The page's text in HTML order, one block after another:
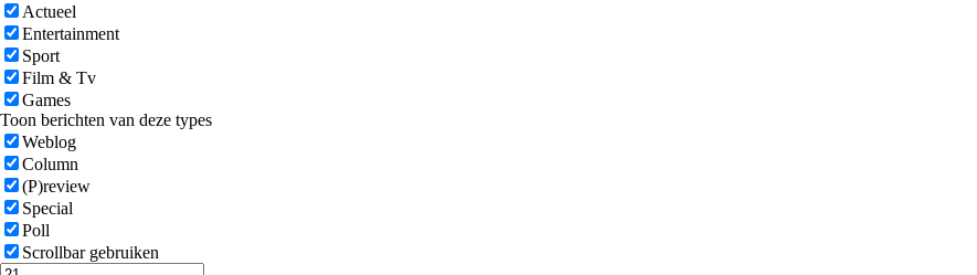
Actueel
Entertainment
Sport
Film & Tv
Games
Toon berichten van deze types
Weblog
Column
(P)review
Special
Poll
Scrollbar gebruiken